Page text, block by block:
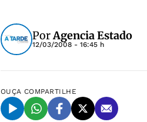
PorAgencia Estado
12/03/2008 - 16:45 h
OUÇA COMPARTILHE